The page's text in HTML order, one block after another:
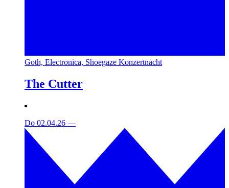
Goth, Electronica, Shoegaze Konzertnacht
The Cutter
Do 02.04.26 —